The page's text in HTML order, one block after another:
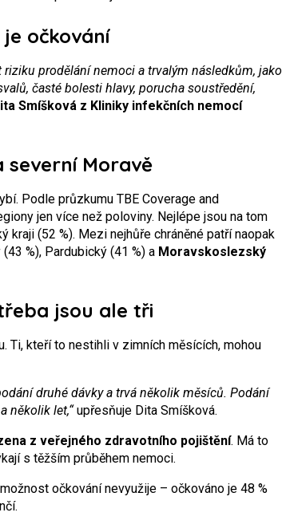
očkování
riziku prodělání nemoci a trvalým následkům, jako
časté bolesti hlavy, porucha soustředění,
Smíšková z Kliniky infekčních nemocí
severní Moravě
Podle průzkumu TBE Coverage and
jen více než poloviny. Nejlépe jsou na tom
kraji (52 %). Mezi nejhůře chráněné patří naopak
%), Pardubický (41 %) a Moravskoslezský
jsou ale tři
Ti, kteří to nestihli v zimních měsících, mohou
druhé dávky a trvá několik měsíců. Podání
několik let,“upřesňuje Dita Smíšková.
z veřejného zdravotního pojištění. Má to
s těžším průběhem nemoci.
očkování nevyužije – očkováno je 48 %